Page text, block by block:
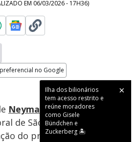
EM 06/03/2026 - 17H36)
no Google
Ilha dos bilionários
tem acesso restrito e
reúne moradores
como Gisele
Bündchen e
Zuckerberg 🏝️
91.81%
Neymar exposta em um bar
de São Paulo, acabou
do próprio jogador. Ao ver